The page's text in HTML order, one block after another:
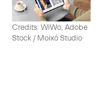
Credits: WiWo, Adobe
Stock / Moixó Studio